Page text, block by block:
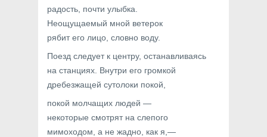
радость, почти улыбка.
Неощущаемый мной ветерок
рябит его лицо, словно воду.
Поезд следует к центру, останавливаясь
на станциях. Внутри его громкой
дребезжащей сутолоки покой,
покой молчащих людей —
некоторые смотрят на слепого
мимоходом, а не жадно, как я,—